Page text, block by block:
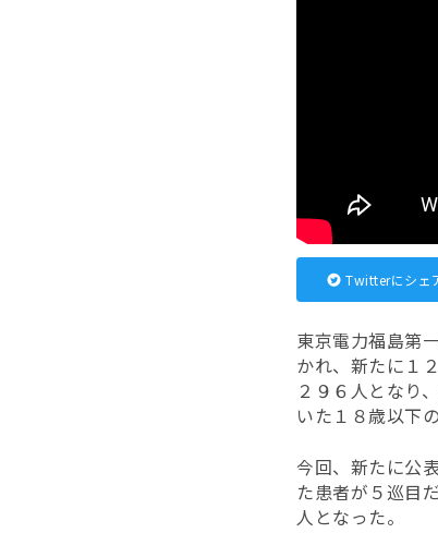
Twitterにシェ
東京電力福島第
かれ、新たに１
２９６人となり
いた１８歳以下
今回、新たに公
た患者が５巡目
人となった。